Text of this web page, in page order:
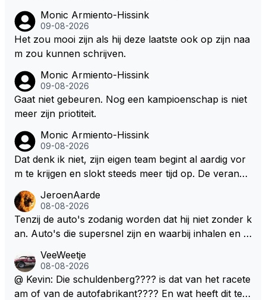
Monic Armiento-Hissink
09-08-2026
Het zou mooi zijn als hij deze laatste ook op zijn naa
m zou kunnen schrijven.
Monic Armiento-Hissink
09-08-2026
Gaat niet gebeuren. Nog een kampioenschap is niet
meer zijn priotiteit.
Monic Armiento-Hissink
09-08-2026
Dat denk ik niet, zijn eigen team begint al aardig vor
m te krijgen en slokt steeds meer tijd op. De verande
en zullen ben ik bang niet het gewenste effect hebb
en. Mocht het wel zo zijn dan zal het 3 jaar zijn, hoo
guit 5 jaar maar echt niet langer. Vergeet niet, hij hee
em meer plezier gebracht dan de F1 op dit moment.
JeroenAarde
08-08-2026
Tenzij de auto's zodanig worden dat hij niet zonder k
an. Auto's die supersnel zijn en waarbij inhalen en v
ronkende motoren en op de grenzen rijden van de
mogelijkheden. Het ouderwetse racen waarbij de ma
nnen en jongens verdeeld worden. Als deze auto's g
VeeWeetje
08-08-2026
@ Kevin: Die schuldenberg???? is dat van het racete
am of van de autofabrikant???? En wat heeft dit te